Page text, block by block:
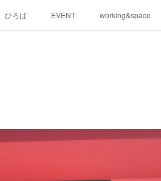
ひろば EVENT working&space